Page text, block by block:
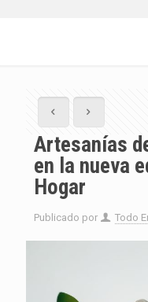
Artesanías
en la nueva
Hogar
Publicado por Todo